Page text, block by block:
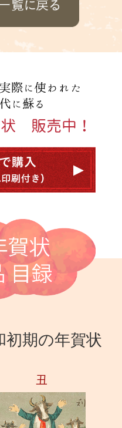
初期の年賀状
丑